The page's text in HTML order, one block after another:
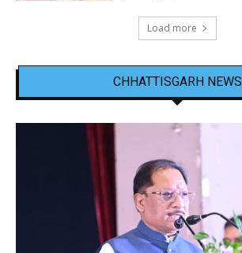
Load more
CHHATTISGARH NEWS